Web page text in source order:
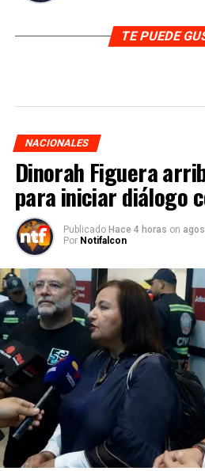
TE PUEDE
NACIONALES
Dinorah Figuera
para iniciar diálogo
Publicado Hace 4 horas on
Por Notifalcon